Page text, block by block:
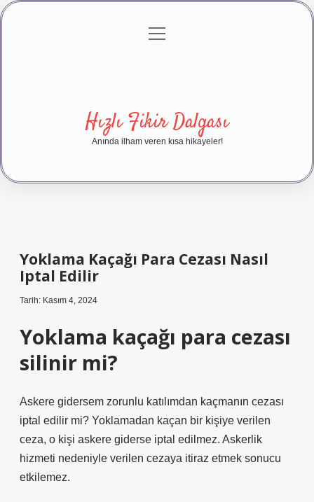
Gizlilik Politikası
menüyü
Hızlı Fikir Dalgası
Anında ilham veren kısa hikayeler!
Yoklama Kaçağı Para Cezası Nasıl
Iptal Edilir
Tarih: Kasım 4, 2024
Yoklama kaçağı para cezası
silinir mi?
Askere gidersem zorunlu katılımdan kaçmanın cezası
iptal edilir mi? Yoklamadan kaçan bir kişiye verilen
ceza, o kişi askere giderse iptal edilmez. Askerlik
hizmeti nedeniyle verilen cezaya itiraz etmek sonucu
etkilemez.